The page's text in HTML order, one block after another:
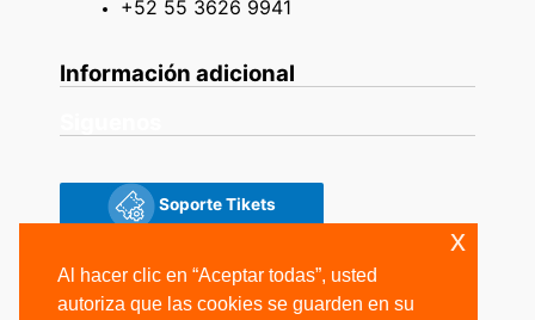
+52 55 3626 9941
Información adicional
Soporte Tikets
Al hacer clic en “Aceptar todas”, usted
autoriza que las cookies se guarden en su
x